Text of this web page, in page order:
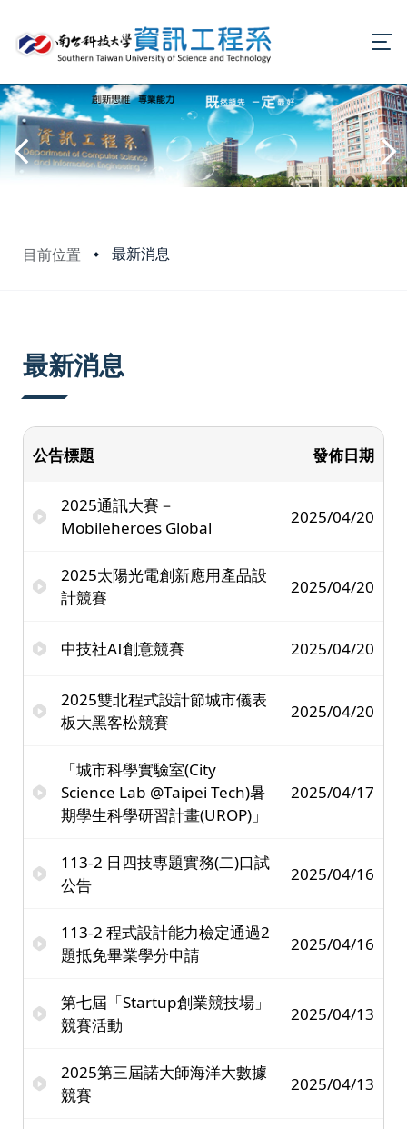
目前位置 最新消息
最新消息
公告標題 發佈日期
2025通訊大賽－
Mobileheroes Global
2025/04/20
2025太陽光電創新應用產品設
計競賽
2025/04/20
中技社AI創意競賽 2025/04/20
2025雙北程式設計節城市儀表
板大黑客松競賽
2025/04/20
「城市科學實驗室(City
Science Lab @Taipei Tech)暑
期學生科學研習計畫(UROP)」
2025/04/17
113-2 日四技專題實務(二)口試
公告
2025/04/16
113-2 程式設計能力檢定通過2
題抵免畢業學分申請
2025/04/16
第七屆「Startup創業競技場」
競賽活動
2025/04/13
2025第三屆諾大師海洋大數據
競賽
2025/04/13